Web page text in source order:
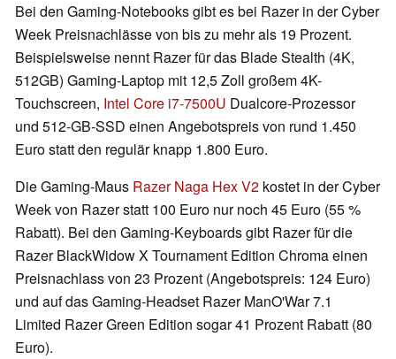
Bei den Gaming-Notebooks gibt es bei Razer in der Cyber
Week Preisnachlässe von bis zu mehr als 19 Prozent.
Beispielsweise nennt Razer für das Blade Stealth (4K,
512GB) Gaming-Laptop mit 12,5 Zoll großem 4K-
Touchscreen, Intel Core i7-7500U Dualcore-Prozessor
und 512-GB-SSD einen Angebotspreis von rund 1.450
Euro statt den regulär knapp 1.800 Euro.
Die Gaming-Maus Razer Naga Hex V2 kostet in der Cyber
Week von Razer statt 100 Euro nur noch 45 Euro (55 %
Rabatt). Bei den Gaming-Keyboards gibt Razer für die
Razer BlackWidow X Tournament Edition Chroma einen
Preisnachlass von 23 Prozent (Angebotspreis: 124 Euro)
und auf das Gaming-Headset Razer ManO'War 7.1
Limited Razer Green Edition sogar 41 Prozent Rabatt (80
Euro).